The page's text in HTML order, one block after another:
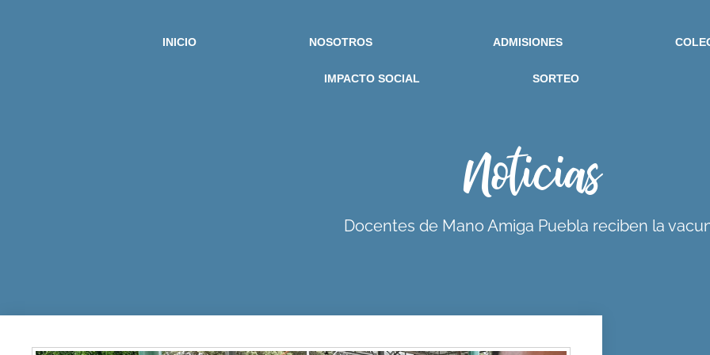
INICIO NOSOTROS ADMISIONES
IMPACTO SOCIAL SORTEO
Noticias
Docentes de Mano Amiga Puebla reciben la